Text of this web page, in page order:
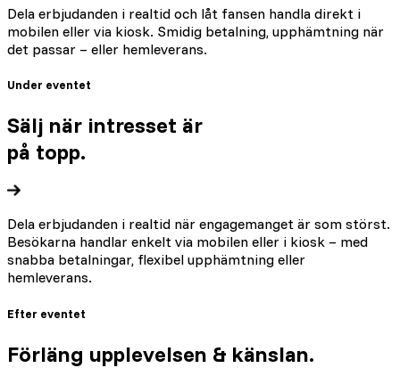
Dela erbjudanden i realtid och låt fansen handla direkt i
mobilen eller via kiosk. Smidig betalning, upphämtning när
det passar – eller hemleverans.
Under eventet
Sälj när intresset är
på topp.
Dela erbjudanden i realtid när engagemanget är som störst.
Besökarna handlar enkelt via mobilen eller i kiosk – med
snabba betalningar, flexibel upphämtning eller
hemleverans.
Efter eventet
Förläng upplevelsen & känslan.